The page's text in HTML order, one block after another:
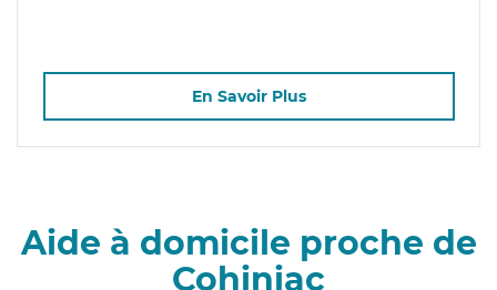
En Savoir Plus
Aide à domicile proche de
Cohiniac